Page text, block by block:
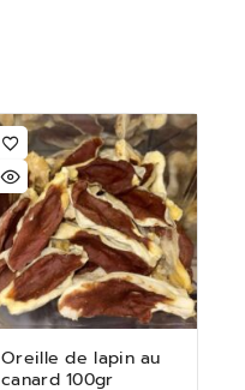
Oreille de lapin au
canard 100gr